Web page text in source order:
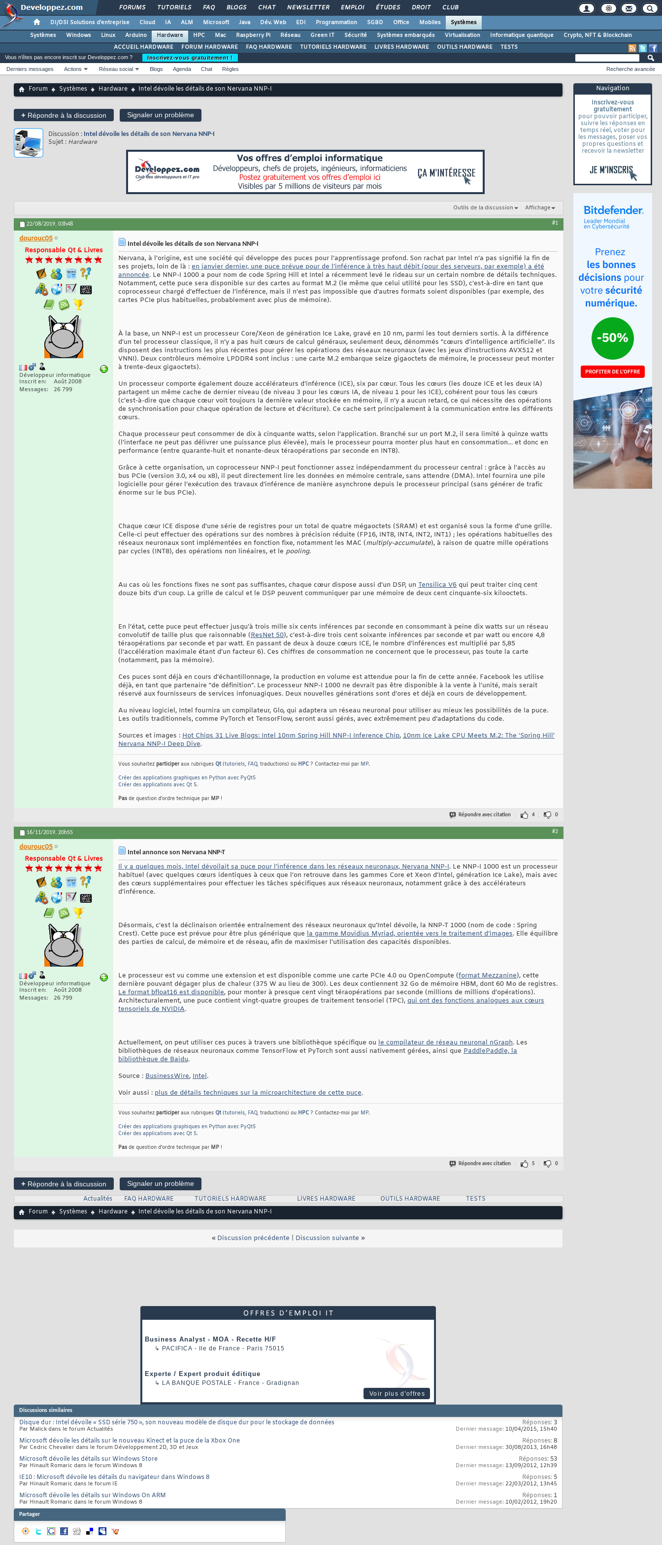
FORUMS TUTORIELS FAQ BLOGS CHAT NEWSLETTER EMPLOI ÉTUDES DROIT CLUB
DI/DSI Solutions d'entreprise Cloud IA ALM Microsoft Java Dév. Web EDI Programmation SGBD Office Mobiles
Systèmes
Systèmes
Windows Linux Arduino Hardware HPC Mac Raspberry Pi Réseau Green IT Sécurité Systèmes embarqués Virtualisation Informatique quantique
Crypto, NFT & Blockchain
ACCUEIL HARDWARE
FORUM HARDWARE FAQ HARDWARE TUTORIELS HARDWARE LIVRES HARDWARE OUTILS HARDWARE TESTS
Navigation
Inscrivez-vous
gratuitement
pour pouvoir participer,
suivre les réponses en
temps réel, voter pour
les messages, poser vos
propres questions et
recevoir la newsletter
Vous n'êtes pas encore inscrit sur Developpez.com ?
Inscrivez-vous gratuitement !
Derniers messages
Actions Réseau social Blogs Agenda Chat Règles Recherche avancée
Forum Systèmes Hardware Intel dévoile les détails de son Nervana NNP-I
+ Répondre à la discussion Signaler un problème
Discussion : Intel dévoile les détails de son Nervana NNP-I
Sujet : Hardware
Outils de la discussion Affichage
22/08/2019, 03h48 #1
dourouc05
Responsable Qt & Livres
Développeur informatique
Inscrit en
Août 2008
Messages
26 799
Intel dévoile les détails de son Nervana NNP-I
Nervana, à l’origine, est une société qui développe des puces pour l’apprentissage profond. Son rachat par Intel n’a pas signifié la fin de
ses projets, loin de là : en janvier dernier, une puce prévue pour de l’inférence à très haut débit (pour des serveurs, par exemple) a été
annoncée. Le NNP-I 1000 a pour nom de code Spring Hill et Intel a récemment levé le rideau sur un certain nombre de détails techniques.
Notamment, cette puce sera disponible sur des cartes au format M.2 (le même que celui utilité pour les SSD), c’est-à-dire en tant que
coprocesseur chargé d’effectuer de l’inférence, mais il n’est pas impossible que d’autres formats soient disponibles (par exemple, des
cartes PCIe plus habituelles, probablement avec plus de mémoire).
À la base, un NNP-I est un processeur Core/Xeon de génération Ice Lake, gravé en 10 nm, parmi les tout derniers sortis. À la différence
d’un tel processeur classique, il n’y a pas huit cœurs de calcul généraux, seulement deux, dénommés “cœurs d’intelligence artificielle”. Ils
disposent des instructions les plus récentes pour gérer les opérations des réseaux neuronaux (avec les jeux d’instructions AVX512 et
VNNI). Deux contrôleurs mémoire LPDDR4 sont inclus : une carte M.2 embarque seize gigaoctets de mémoire, le processeur peut monter
à trente-deux gigaoctets).
Un processeur comporte également douze accélérateurs d’inférence (ICE), six par cœur. Tous les cœurs (les douze ICE et les deux IA)
partagent un même cache de dernier niveau (de niveau 3 pour les cœurs IA, de niveau 1 pour les ICE), cohérent pour tous les cœurs
(c’est-à-dire que chaque cœur voit toujours la dernière valeur stockée en mémoire, il n’y a aucun retard, ce qui nécessite des opérations
de synchronisation pour chaque opération de lecture et d’écriture). Ce cache sert principalement à la communication entre les différents
cœurs.
Chaque processeur peut consommer de dix à cinquante watts, selon l’application. Branché sur un port M.2, il sera limité à quinze watts
(l’interface ne peut pas délivrer une puissance plus élevée), mais le processeur pourra monter plus haut en consommation… et donc en
performance (entre quarante-huit et nonante-deux téraopérations par seconde en INT8).
Grâce à cette organisation, un coprocesseur NNP-I peut fonctionner assez indépendamment du processeur central : grâce à l’accès au
bus PCIe (version 3.0, x4 ou x8), il peut directement lire les données en mémoire centrale, sans attendre (DMA). Intel fournira une pile
logicielle pour gérer l’exécution des travaux d’inférence de manière asynchrone depuis le processeur principal (sans générer de trafic
énorme sur le bus PCIe).
Chaque cœur ICE dispose d’une série de registres pour un total de quatre mégaoctets (SRAM) et est organisé sous la forme d’une grille.
Celle-ci peut effectuer des opérations sur des nombres à précision réduite (FP16, INT8, INT4, INT2, INT1) ; les opérations habituelles des
réseaux neuronaux sont implémentées en fonction fixe, notamment les MAC (multiply-accumulate), à raison de quatre mille opérations
par cycles (INT8), des opérations non linéaires, et le pooling.
Au cas où les fonctions fixes ne sont pas suffisantes, chaque cœur dispose aussi d’un DSP, un Tensilica V6 qui peut traiter cinq cent
douze bits d’un coup. La grille de calcul et le DSP peuvent communiquer par une mémoire de deux cent cinquante-six kilooctets.
En l’état, cette puce peut effectuer jusqu’à trois mille six cents inférences par seconde en consommant à peine dix watts sur un réseau
convolutif de taille plus que raisonnable (ResNet 50), c’est-à-dire trois cent soixante inférences par seconde et par watt ou encore 4,8
téraopérations par seconde et par watt. En passant de deux à douze cœurs ICE, le nombre d’inférences est multiplié par 5,85
(l’accélération maximale étant d’un facteur 6). Ces chiffres de consommation ne concernent que le processeur, pas toute la carte
(notamment, pas la mémoire).
Ces puces sont déjà en cours d’échantillonnage, la production en volume est attendue pour la fin de cette année. Facebook les utilise
déjà, en tant que partenaire “de définition”. Le processeur NNP-I 1000 ne devrait pas être disponible à la vente à l’unité, mais serait
réservé aux fournisseurs de services infonuagiques. Deux nouvelles générations sont d’ores et déjà en cours de développement.
Au niveau logiciel, Intel fournira un compilateur, Glo, qui adaptera un réseau neuronal pour utiliser au mieux les possibilités de la puce.
Les outils traditionnels, comme PyTorch et TensorFlow, seront aussi gérés, avec extrêmement peu d’adaptations du code.
Sources et images : Hot Chips 31 Live Blogs: Intel 10nm Spring Hill NNP-I Inference Chip, 10nm Ice Lake CPU Meets M.2: The ‘Spring Hill’
Nervana NNP-I Deep Dive.
Vous souhaitez participer aux rubriques Qt (tutoriels, FAQ, traductions) ou HPC ? Contactez-moi par MP.
Créer des applications graphiques en Python avec PyQt5
Créer des applications avec Qt 5.
Pas de question d'ordre technique par MP !
Répondre avec citation 4 0
16/11/2019, 20h55 #2
dourouc05
Responsable Qt & Livres
Développeur informatique
Inscrit en
Août 2008
Messages
26 799
Intel annonce son Nervana NNP-T
Il y a quelques mois, Intel dévoilait sa puce pour l’inférence dans les réseaux neuronaux, Nervana NNP-I. Le NNP-I 1000 est un processeur
habituel (avec quelques cœurs identiques à ceux que l’on retrouve dans les gammes Core et Xeon d’Intel, génération Ice Lake), mais avec
des cœurs supplémentaires pour effectuer les tâches spécifiques aux réseaux neuronaux, notamment grâce à des accélérateurs
d’inférence.
Désormais, c’est la déclinaison orientée entraînement des réseaux neuronaux qu’Intel dévoile, la NNP-T 1000 (nom de code : Spring
Crest). Cette puce est prévue pour être plus générique que la gamme Movidius Myriad, orientée vers le traitement d’images. Elle équilibre
des parties de calcul, de mémoire et de réseau, afin de maximiser l’utilisation des capacités disponibles.
Le processeur est vu comme une extension et est disponible comme une carte PCIe 4.0 ou OpenCompute (format Mezzanine), cette
dernière pouvant dégager plus de chaleur (375 W au lieu de 300). Les deux contiennent 32 Go de mémoire HBM, dont 60 Mo de registres.
Le format bfloat16 est disponible, pour monter à presque cent vingt téraopérations par seconde (millions de millions d’opérations).
Architecturalement, une puce contient vingt-quatre groupes de traitement tensoriel (TPC), qui ont des fonctions analogues aux cœurs
tensoriels de NVIDIA.
Actuellement, on peut utiliser ces puces à travers une bibliothèque spécifique ou le compilateur de réseau neuronal nGraph. Les
bibliothèques de réseaux neuronaux comme TensorFlow et PyTorch sont aussi nativement gérées, ainsi que PaddlePaddle, la
bibliothèque de Baidu.
Source : BusinessWire, Intel.
Voir aussi : plus de détails techniques sur la microarchitecture de cette puce.
Vous souhaitez participer aux rubriques Qt (tutoriels, FAQ, traductions) ou HPC ? Contactez-moi par MP.
Créer des applications graphiques en Python avec PyQt5
Créer des applications avec Qt 5.
Pas de question d'ordre technique par MP !
Répondre avec citation 5 0
+ Répondre à la discussion
Signaler un problème
Actualités
FAQ HARDWARE TUTORIELS HARDWARE LIVRES HARDWARE OUTILS HARDWARE
TESTS
Forum
Systèmes Hardware Intel dévoile les détails de son Nervana NNP-I
« Discussion précédente Discussion suivante »
Business Analyst - MOA - Recette H/F
↳ PACIFICA - Ile de France - Paris 75015
Experte / Expert produit éditique
↳ LA BANQUE POSTALE - France - Gradignan
Voir plus d'offres
Discussions similaires
Disque dur : Intel dévoile « SSD série 750 », son nouveau modèle de disque dur pour le stockage de données
Par Malick dans le forum Actualités
Réponses: 3
Dernier message: 10/04/2015, 15h40
Microsoft dévoile les détails sur le nouveau Kinect et la puce de la Xbox One
Par Cedric Chevalier dans le forum Développement 2D, 3D et Jeux
Réponses:8
Dernier message: 30/08/2013, 16h48
Microsoft dévoile les détails sur Windows Store
Par Hinault Romaric dans le forum Windows 8
Réponses: 53
Dernier message: 13/09/2012, 12h39
IE10 : Microsoft dévoile les détails du navigateur dans Windows 8
Par Hinault Romaric dans le forum IE
Réponses: 5
Dernier message: 22/03/2012, 13h45
Microsoft dévoile les détails sur Windows On ARM
Par Hinault Romaric dans le forum Windows 8
Réponses: 1
Dernier message: 10/02/2012, 19h20
Partager